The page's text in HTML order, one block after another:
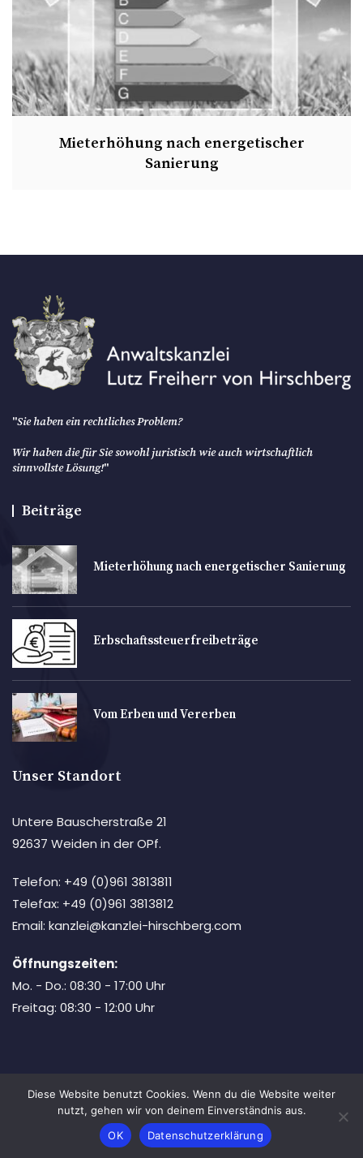
Mieterhöhung nach energetischer
Sanierung
"Sie haben ein rechtliches Problem?
Wir haben die für Sie sowohl juristisch wie auch wirtschaftlich
sinnvollste Lösung!"
Beiträge
Mieterhöhung nach energetischer Sanierung
Erbschaftssteuerfreibeträge
Vom Erben und Vererben
Unser Standort
Untere Bauscherstraße 21
92637 Weiden in der OPf.
Telefon: +49 (0)961 3813811
Telefax: +49 (0)961 3813812
Email: kanzlei@kanzlei-hirschberg.com
Öffnungszeiten:
Mo. - Do.: 08:30 - 17:00 Uhr
Freitag: 08:30 - 12:00 Uhr
Copyright © 2026 Bosa Lawyer. Powered byBosa Themes
Honorare Impressum Datenschutz
Diese Website benutzt Cookies. Wenn du die Website weiter
nutzt, gehen wir von deinem Einverständnis aus.
OK
Datenschutzerklärung